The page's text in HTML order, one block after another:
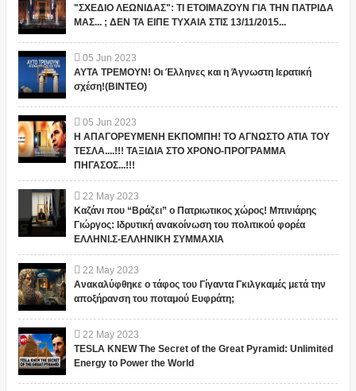
"ΣΧΕΔΙΟ ΛΕΩΝΙΔΑΣ": ΤΙ ΕΤΟΙΜΑΖΟΥΝ ΓΙΑ ΤΗΝ ΠΑΤΡΙΔΑ
ΜΑΣ... ; ΔΕΝ ΤΑ ΕΙΠΕ ΤΥΧΑΙΑ ΣΤΙΣ 13/11/2015...
05 Jun 2023
ΑΥΤΑ ΤΡΕΜΟΥΝ! Οι Έλληνες και η Άγνωστη Ιερατική
σχέση!(ΒΙΝΤΕΟ)
05 Jun 2023
Η ΑΠΑΓΟΡΕΥΜΕΝΗ ΕΚΠΟΜΠΗ! ΤΟ ΑΓΝΩΣΤΟ ΑΤΙΑ ΤΟΥ
ΤΕΣΛΑ....!!! ΤΑΞΙΔΙΑ ΣΤΟ ΧΡΟΝΟ-ΠΡΟΓΡΑΜΜΑ
ΠΗΓΑΣΟΣ...!!!
22 May 2023
Καζάνι που “Βράζει” ο Πατριωτικος χώρος! Μπινιάρης
Γιώργος: Ιδρυτική ανακοίνωση του πολιτικού φορέα
ΕΛΛΗΝΙ.Σ-ΕΛΛΗΝΙΚΗ ΣΥΜΜΑΧΙΑ
22 May 2023
Ανακαλύφθηκε ο τάφος του Γίγαντα Γκιλγκαμές μετά την
αποξήρανση του ποταμού Ευφράτη;
22 May 2023
TESLA KNEW The Secret of the Great Pyramid: Unlimited
Energy to Power the World